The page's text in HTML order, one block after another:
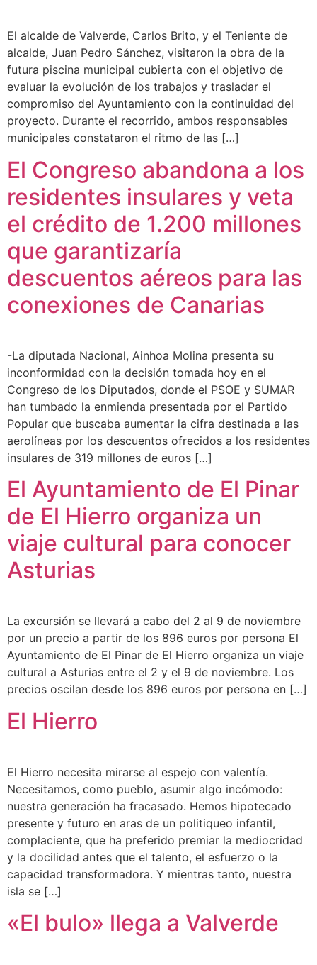
El alcalde de Valverde, Carlos Brito, y el Teniente de
alcalde, Juan Pedro Sánchez, visitaron la obra de la
futura piscina municipal cubierta con el objetivo de
evaluar la evolución de los trabajos y trasladar el
compromiso del Ayuntamiento con la continuidad del
proyecto. Durante el recorrido, ambos responsables
municipales constataron el ritmo de las […]
El Congreso abandona a los
residentes insulares y veta
el crédito de 1.200 millones
que garantizaría
descuentos aéreos para las
conexiones de Canarias
-La diputada Nacional, Ainhoa Molina presenta su
inconformidad con la decisión tomada hoy en el
Congreso de los Diputados, donde el PSOE y SUMAR
han tumbado la enmienda presentada por el Partido
Popular que buscaba aumentar la cifra destinada a las
aerolíneas por los descuentos ofrecidos a los residentes
insulares de 319 millones de euros […]
El Ayuntamiento de El Pinar
de El Hierro organiza un
viaje cultural para conocer
Asturias
La excursión se llevará a cabo del 2 al 9 de noviembre
por un precio a partir de los 896 euros por persona El
Ayuntamiento de El Pinar de El Hierro organiza un viaje
cultural a Asturias entre el 2 y el 9 de noviembre. Los
precios oscilan desde los 896 euros por persona en […]
El Hierro
El Hierro necesita mirarse al espejo con valentía.
Necesitamos, como pueblo, asumir algo incómodo:
nuestra generación ha fracasado. Hemos hipotecado
presente y futuro en aras de un politiqueo infantil,
complaciente, que ha preferido premiar la mediocridad
y la docilidad antes que el talento, el esfuerzo o la
capacidad transformadora. Y mientras tanto, nuestra
isla se […]
«El bulo» llega a Valverde